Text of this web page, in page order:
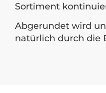
Sortiment
Abgerundet wird
natürlich durch die